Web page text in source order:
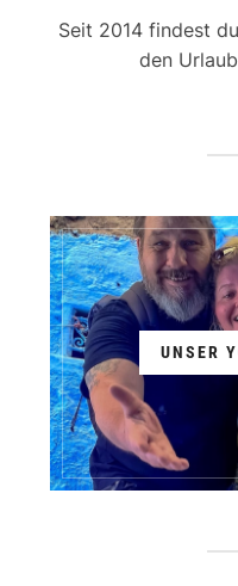
Seit 2014 findest
den
UNSER